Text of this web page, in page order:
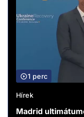
1 perc
Hírek
Madrid